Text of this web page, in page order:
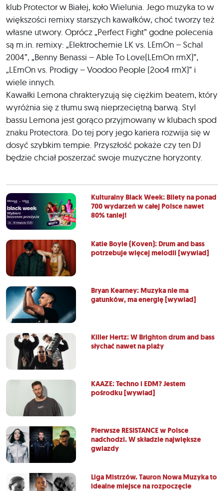
klub Protector w Białej, koło Wielunia. Jego muzyka to w
większości remixy starszych kawałków, choć tworzy też
własne utwory. Oprócz „Perfect Fight” godne polecenia
są m.in. remixy: „Elektrochemie LK vs. LEmOn – Schal
2004”, „Benny Benassi – Able To Love(LEmOn rmX)”,
„LEmOn vs. Prodigy – Voodoo People (2oo4 rmX)” i
wiele innych.
Kawałki Lemona chrakteryzują się ciężkim beatem, który
wyróżnia się z tłumu swą nieprzeciętną barwą. Styl
bassu Lemona jest gorąco przyjmowany w klubach spod
znaku Protectora. Do tej pory jego kariera rozwija się w
dosyć szybkim tempie. Przyszłość pokaże czy ten DJ
będzie chciał poszerzać swoje muzyczne horyzonty.
Kulturalny Black Week: Bilety na ponad
700 wydarzeń w całej Polsce nawet
80% taniej!
Katie Boyle (Koven): Drum and bass
potrzebuje więcej melodii [wywiad]
Bryan Kearney: Muzyka nie ma
gatunków, ma energię [wywiad]
Killer Hertz: W Brighton drum and bass
słychać nawet na plaży
KAAZE: Techno i EDM? Jestem
pośrodku [wywiad]
Pierwsze RESISTANCE w Polsce
nadchodzi. W składzie największe
gwiazdy
Liga Mistrzów. Tauron Nowa Muzyka to
idealne miejsce na rozpoczęcie